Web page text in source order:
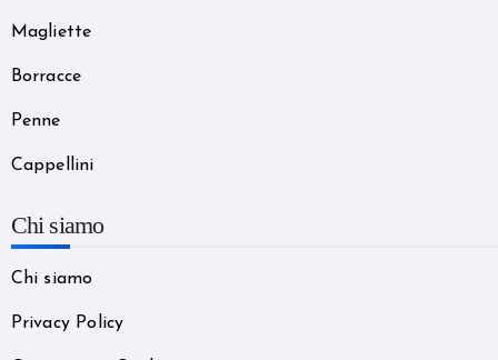
Magliette
Borracce
Penne
Cappellini
Chi siamo
Chi siamo
Privacy Policy